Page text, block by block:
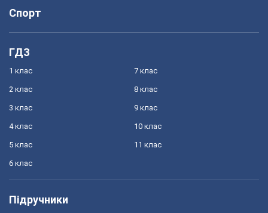
Спорт
ГДЗ
1 клас
2 клас
3 клас
4 клас
5 клас
6 клас
7 клас
8 клас
9 клас
10 клас
11 клас
Підручники